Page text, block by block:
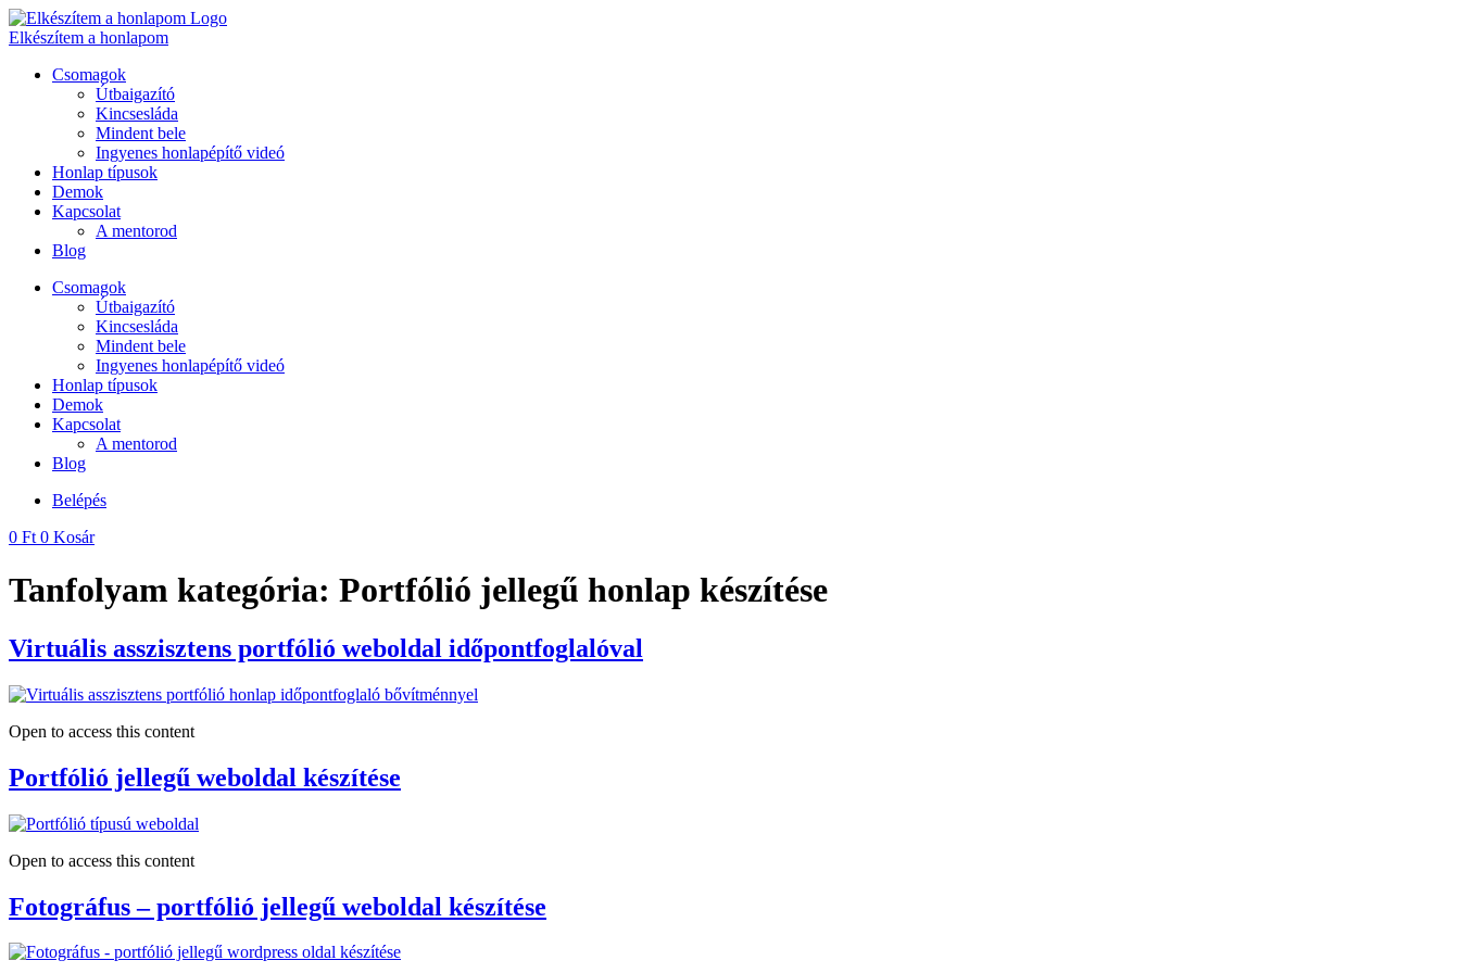
Ugrás
a
Elkészítem a honlapom
Csomagok
Útbaigazító
Kincsesláda
Mindent bele
Ingyenes honlapépítő videó
Honlap típusok
Demok
Kapcsolat
A mentorod
Blog
Csomagok
Útbaigazító
Kincsesláda
Mindent bele
Ingyenes honlapépítő videó
Honlap típusok
Demok
Kapcsolat
A mentorod
Blog
Belépés
0 Ft 0 Kosár
Tanfolyam kategória: Portfólió jellegű honlap készítése
Virtuális asszisztens portfólió weboldal időpontfoglalóval
Open to access this content
Portfólió jellegű weboldal készítése
Open to access this content
Fotográfus – portfólió jellegű weboldal készítése